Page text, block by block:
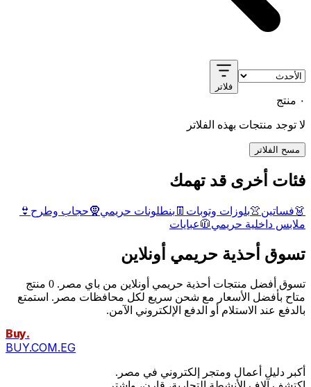
فلاتر
٠ منتج
لا توجد منتجات بهذه الفلاتر
مسح الفلاتر
فئات أخرى قد تهمك
👗فساتين👚بلوزات وتوبات 👖 بنطلونات حريمي🧕حجاب وطرح 👙
ملابس داخلية حريمي🧥عبايات
تسوق أحذية حريمي أونلاين
تسوق أفضل منتجات أحذية حريمي أونلاين من باي مصر. 0 منتج
متاح بأفضل الأسعار مع شحن سريع لكل محافظات مصر. استمتع
بالدفع عند الاستلام أو الدفع الإلكتروني الآمن.
Buy.
BUY.COM.EG
أكبر دليل أعمال ومتجر إلكتروني في مصر.